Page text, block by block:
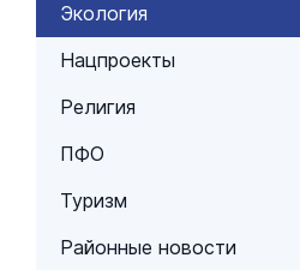
Экология
Нацпроекты
Религия
ПФО
Туризм
Районные новости